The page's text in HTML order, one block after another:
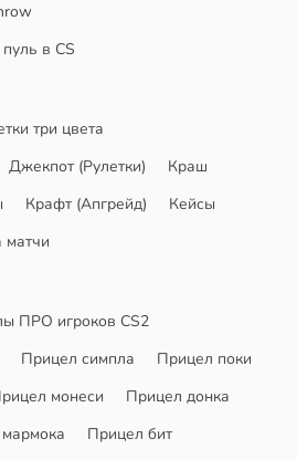
в CS
три цвета
Джекпот (Рулетки)
Краш
Крафт (Апгрейд)
Кейсы
матчи
ПРО игроков CS2
Прицел симпла
Прицел поки
монеси
Прицел донка
Прицел бит